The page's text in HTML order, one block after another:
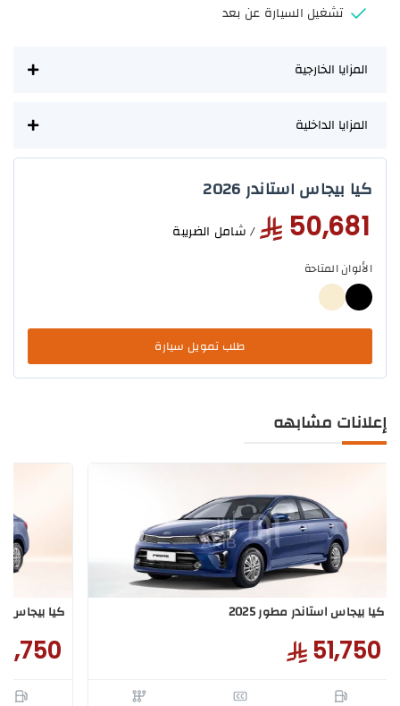
تشغيل السيارة عن بعد
المزايا الخارجية
المزايا الداخلية
كيا بيجاس استاندر 2026
50,681 / شامل الضريبة
الألوان المتاحة
طلب تمويل سيارة
إعلانات مشابهه